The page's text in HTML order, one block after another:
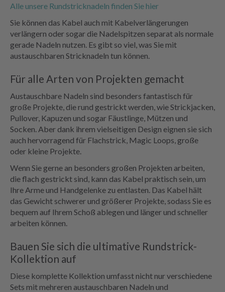
Alle unsere Rundstricknadeln finden Sie hier
Sie können das Kabel auch mit Kabelverlängerungen
verlängern oder sogar die Nadelspitzen separat als normale
gerade Nadeln nutzen. Es gibt so viel, was Sie mit
austauschbaren Stricknadeln tun können.
Für alle Arten von Projekten gemacht
Austauschbare Nadeln sind besonders fantastisch für
große Projekte, die rund gestrickt werden, wie Strickjacken,
Pullover, Kapuzen und sogar Fäustlinge, Mützen und
Socken. Aber dank ihrem vielseitigen Design eignen sie sich
auch hervorragend für Flachstrick, Magic Loops, große
oder kleine Projekte.
Wenn Sie gerne an besonders großen Projekten arbeiten,
die flach gestrickt sind, kann das Kabel praktisch sein, um
Ihre Arme und Handgelenke zu entlasten. Das Kabel hält
das Gewicht schwerer und größerer Projekte, sodass Sie es
bequem auf Ihrem Schoß ablegen und länger und schneller
arbeiten können.
Bauen Sie sich die ultimative Rundstrick-
Kollektion auf
Diese komplette Kollektion umfasst nicht nur verschiedene
Sets mit mehreren austauschbaren Nadeln und